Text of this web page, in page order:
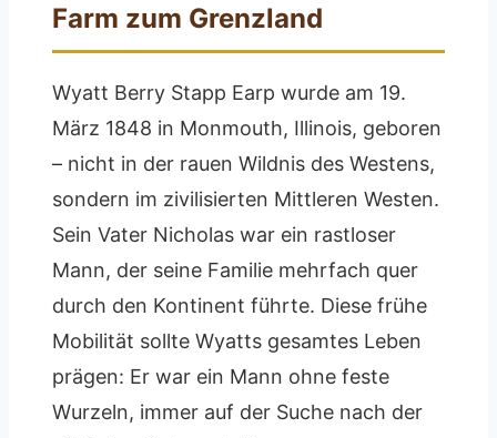
Farm zum Grenzland
Wyatt Berry Stapp Earp wurde am 19.
März 1848 in Monmouth, Illinois, geboren
– nicht in der rauen Wildnis des Westens,
sondern im zivilisierten Mittleren Westen.
Sein Vater Nicholas war ein rastloser
Mann, der seine Familie mehrfach quer
durch den Kontinent führte. Diese frühe
Mobilität sollte Wyatts gesamtes Leben
prägen: Er war ein Mann ohne feste
Wurzeln, immer auf der Suche nach der